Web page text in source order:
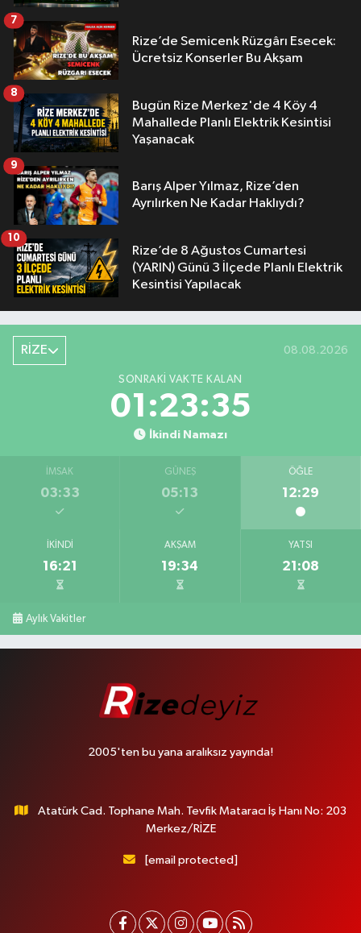
Rize’de Semicenk Rüzgârı Esecek:
Ücretsiz Konserler Bu Akşam
7
Bugün Rize Merkez'de 4 Köy 4
Mahallede Planlı Elektrik Kesintisi
Yaşanacak
8
Barış Alper Yılmaz, Rize’den
Ayrılırken Ne Kadar Haklıydı?
9
Rize’de 8 Ağustos Cumartesi
(YARIN) Günü 3 İlçede Planlı Elektrik
Kesintisi Yapılacak
10
RİZE 08.08.2026
SONRAKI VAKTE KALAN
01:23:34
İkindi Namazı
İMSAK
03:33
GÜNEŞ
05:13
ÖĞLE
12:29
İKINDI
16:21
AKŞAM
19:34
YATSI
21:08
Aylık Vakitler
2005'ten bu yana aralıksız yayında!
Atatürk Cad. Tophane Mah. Tevfik Mataracı İş Hanı No: 203
Merkez/RİZE
[email protected]